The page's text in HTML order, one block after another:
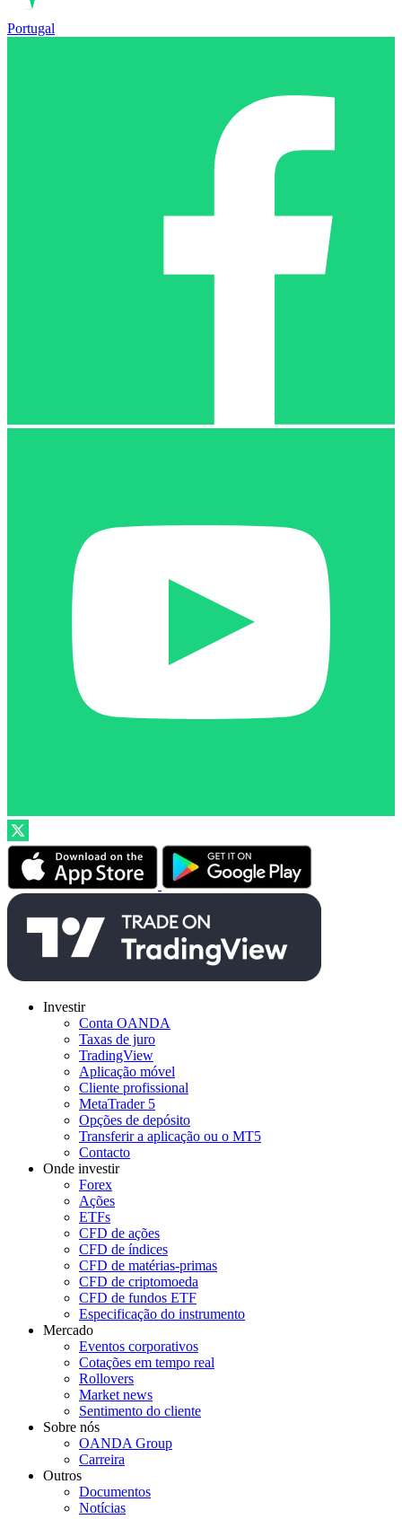
Portugal
Investir
Conta OANDA
Taxas de juro
TradingView
Aplicação móvel
Cliente profissional
MetaTrader 5
Opções de depósito
Transferir a aplicação ou o MT5
Contacto
Onde investir
Forex
Ações
ETFs
CFD de ações
CFD de índices
CFD de matérias-primas
CFD de criptomoeda
CFD de fundos ETF
Especificação do instrumento
Mercado
Eventos corporativos
Cotações em tempo real
Rollovers
Market news
Sentimento do cliente
Sobre nós
OANDA Group
Carreira
Outros
Documentos
Notícias